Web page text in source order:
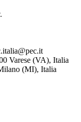
Varese (VA), Italia
(MI), Italia